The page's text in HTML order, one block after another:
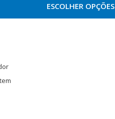
ESCOLHER OPÇÕES